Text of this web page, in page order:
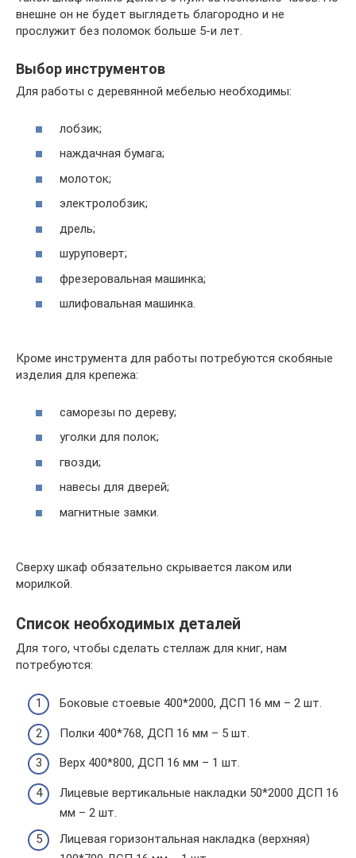
внешне он не будет выглядеть благородно и не
прослужит без поломок больше 5-и лет.
Выбор инструментов
Для работы с деревянной мебелью необходимы:
лобзик;
наждачная бумага;
молоток;
электролобзик;
дрель;
шуруповерт;
фрезеровальная машинка;
шлифовальная машинка.
Кроме инструмента для работы потребуются скобяные
изделия для крепежа:
саморезы по дереву;
уголки для полок;
гвозди;
навесы для дверей;
магнитные замки.
Сверху шкаф обязательно скрывается лаком или
морилкой.
Список необходимых деталей
Для того, чтобы сделать стеллаж для книг, нам
потребуются:
Боковые стоевые 400*2000, ДСП 16 мм – 2 шт.
Полки 400*768, ДСП 16 мм – 5 шт.
Верх 400*800, ДСП 16 мм – 1 шт.
Лицевые вертикальные накладки 50*2000 ДСП 16
мм – 2 шт.
Лицевая горизонтальная накладка (верхняя)